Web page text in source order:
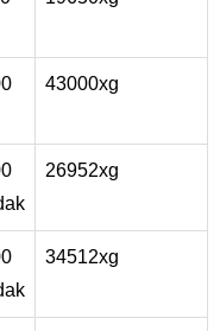
43000xg
26952xg
34512xg